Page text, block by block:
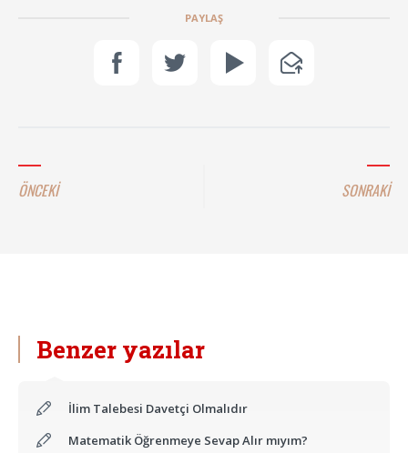
PAYLAŞ
ÖNCEKİ SONRAKİ
Benzer yazılar
İlim Talebesi Davetçi Olmalıdır
Matematik Öğrenmeye Sevap Alır mıyım?